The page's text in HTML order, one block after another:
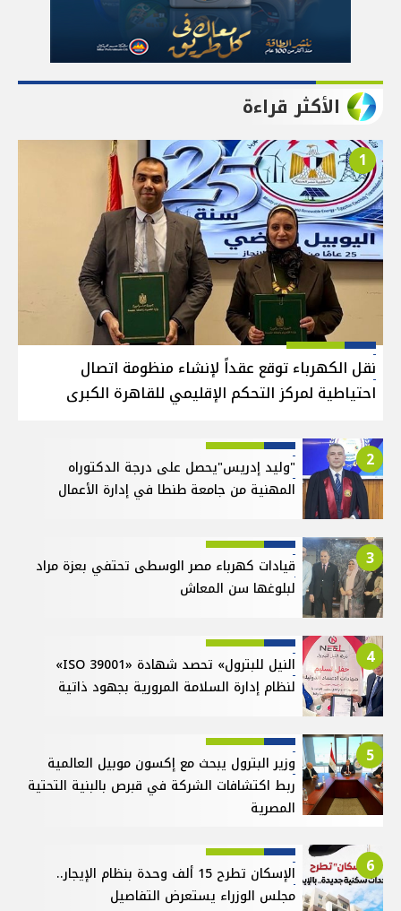
الأكثر قراءة
1
نقل الكهرباء توقع عقداً لإنشاء منظومة اتصال
احتياطية لمركز التحكم الإقليمي للقاهرة الكبرى
2
"وليد إدريس"يحصل على درجة الدكتوراه
المهنية من جامعة طنطا في إدارة الأعمال
3
قيادات كهرباء مصر الوسطى تحتفي بعزة مراد
لبلوغها سن المعاش
4
النيل للبترول» تحصد شهادة «ISO 39001»
لنظام إدارة السلامة المرورية بجهود ذاتية
5
وزير البترول يبحث مع إكسون موبيل العالمية
ربط اكتشافات الشركة في قبرص بالبنية التحتية
المصرية
6
الإسكان تطرح 15 ألف وحدة بنظام الإيجار..
مجلس الوزراء يستعرض التفاصيل